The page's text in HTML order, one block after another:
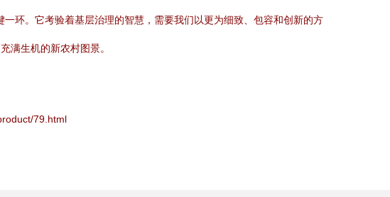
一环。它考验着基层治理的智慧，需要我们以更为细致、包容和创新的方
满生机的新农村图景。
79.html